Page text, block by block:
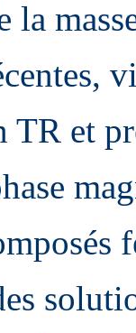
la
TR et